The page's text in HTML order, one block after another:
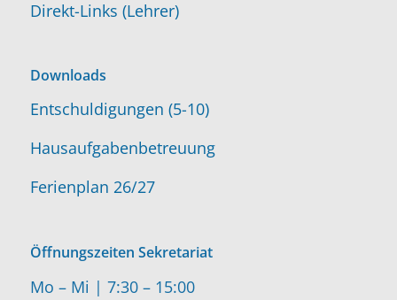
Direkt-Links (Lehrer)
Downloads
Entschuldigungen (5-10)
Hausaufgabenbetreuung
Ferienplan 26/27
Öffnungszeiten Sekretariat
Mo – Mi | 7:30 – 15:00